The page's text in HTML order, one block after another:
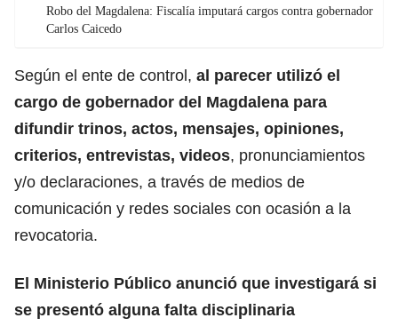
Robo del Magdalena: Fiscalía imputará cargos contra gobernador
Carlos Caicedo
Según el ente de control, al parecer utilizó el
cargo de gobernador del Magdalena para
difundir trinos, actos, mensajes, opiniones,
criterios, entrevistas, videos, pronunciamientos
y/o declaraciones, a través de medios de
comunicación y redes sociales con ocasión a la
revocatoria.
El Ministerio Público anunció que investigará si
se presentó alguna falta disciplinaria